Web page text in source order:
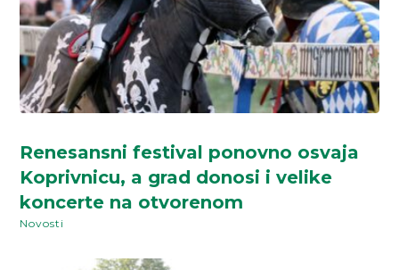
Renesansni festival ponovno osvaja
Koprivnicu, a grad donosi i velike
koncerte na otvorenom
Novosti